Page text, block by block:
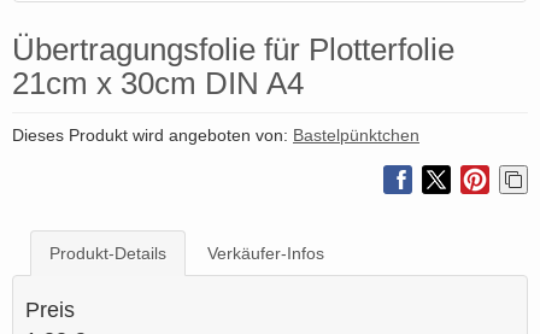
Übertragungsfolie für Plotterfolie
21cm x 30cm DIN A4
Dieses Produkt wird angeboten von: Bastelpünktchen
Produkt-Details Verkäufer-Infos
Preis